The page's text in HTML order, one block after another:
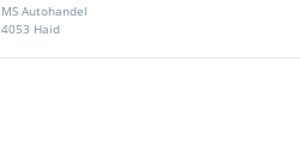
MS Autohandel
4053 Haid